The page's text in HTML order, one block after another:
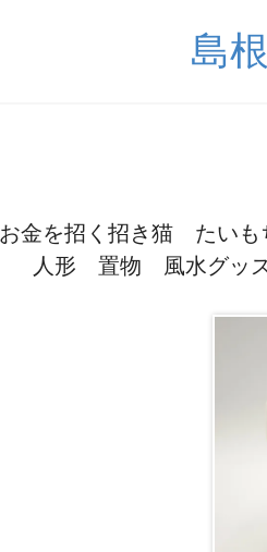
島
お金を招く招き猫 たいも
人形 置物 風水グッ